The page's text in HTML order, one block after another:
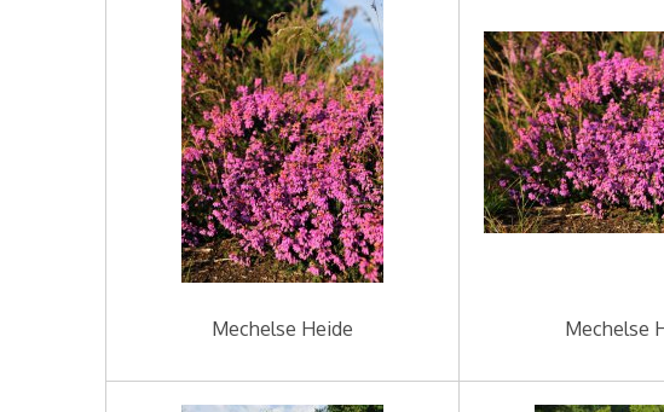
Mechelse Heide Mechelse